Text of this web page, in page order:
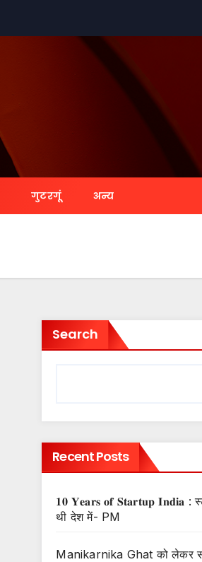
गुटरगूं अन्य
Search
Recent Posts
𝟏𝟎 𝐘𝐞𝐚𝐫𝐬 𝐨𝐟 𝐒𝐭𝐚𝐫𝐭𝐮𝐩 𝐈𝐧𝐝𝐢𝐚 :
थी देश में- PM
Manikarnika Ghat को लेकर